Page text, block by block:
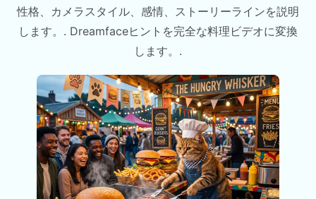
性格、カメラスタイル、感情、ストーリーラインを説明
します。. Dreamfaceヒントを完全な料理ビデオに変換
します。.